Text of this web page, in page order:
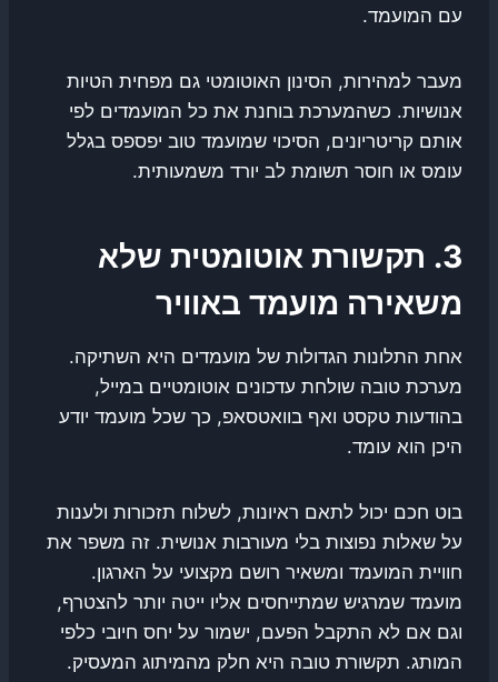
עם המועמד.
מעבר למהירות, הסינון האוטומטי גם מפחית הטיות
אנושיות. כשהמערכת בוחנת את כל המועמדים לפי
אותם קריטריונים, הסיכוי שמועמד טוב יפספס בגלל
עומס או חוסר תשומת לב יורד משמעותית.
3. תקשורת אוטומטית שלא
משאירה מועמד באוויר
אחת התלונות הגדולות של מועמדים היא השתיקה.
מערכת טובה שולחת עדכונים אוטומטיים במייל,
בהודעות טקסט ואף בוואטסאפ, כך שכל מועמד יודע
היכן הוא עומד.
בוט חכם יכול לתאם ראיונות, לשלוח תזכורות ולענות
על שאלות נפוצות בלי מעורבות אנושית. זה משפר את
חוויית המועמד ומשאיר רושם מקצועי על הארגון.
מועמד שמרגיש שמתייחסים אליו ייטה יותר להצטרף,
וגם אם לא התקבל הפעם, ישמור על יחס חיובי כלפי
המותג. תקשורת טובה היא חלק מהמיתוג המעסיק.